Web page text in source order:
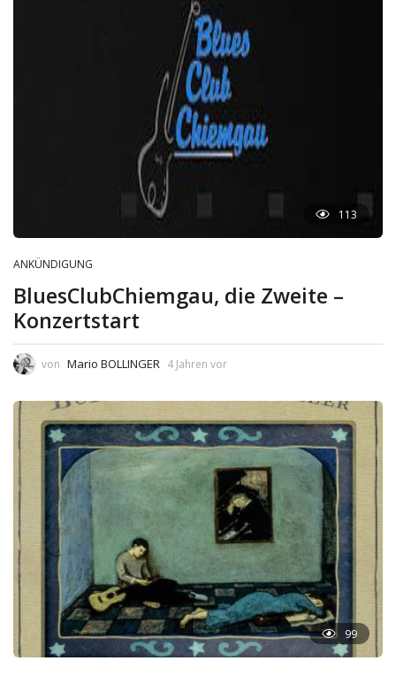
113
ANKÜNDIGUNG
BluesClubChiemgau, die Zweite –
Konzertstart
von Mario BOLLINGER 4 Jahren vor
99